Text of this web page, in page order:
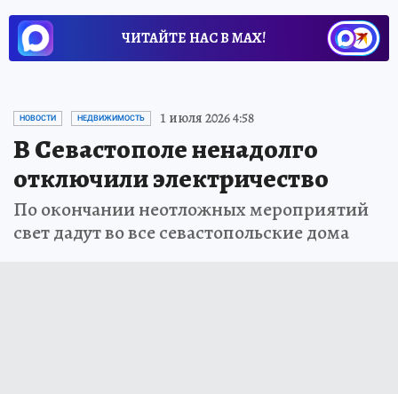
ЧИТАЙТЕ НАС В МАХ!
НОВОСТИ НЕДВИЖИМОСТЬ 1 июля 2026 4:58
В Севастополе ненадолго
отключили электричество
По окончании неотложных мероприятий
свет дадут во все севастопольские дома